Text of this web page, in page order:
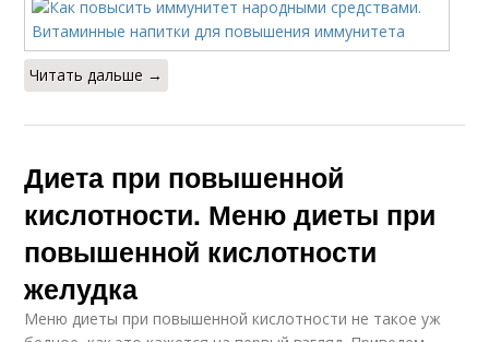
Читать дальше →
Диета при повышенной
кислотности. Меню диеты при
повышенной кислотности
желудка
Меню диеты при повышенной кислотности не такое уж